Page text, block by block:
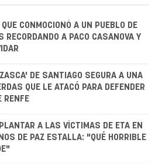
CONMOCIONÓ A UN PUEBLO DE
RECORDANDO A PACO CASANOVA Y
DE SANTIAGO SEGURA A UNA
QUE LE ATACÓ PARA DEFENDER
RENFE
A LAS VÍCTIMAS DE ETA EN
DE PAZ ESTALLA: "QUÉ HORRIBLE